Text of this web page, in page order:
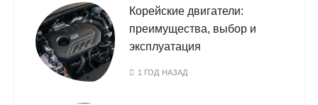
Корейские двигатели:
преимущества, выбор и
эксплуатация
1 ГОД НАЗАД